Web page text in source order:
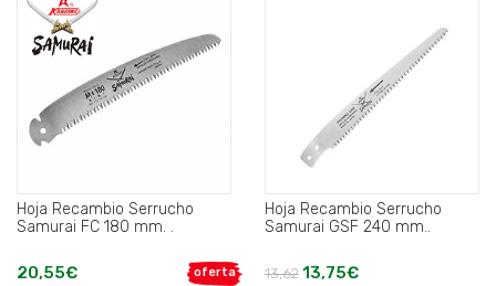
Hoja Recambio Serrucho
Samurai FC 180 mm. .
oferta
20,55€
Hoja Recambio Serrucho
Samurai GSF 240 mm..
13,62 13,75€